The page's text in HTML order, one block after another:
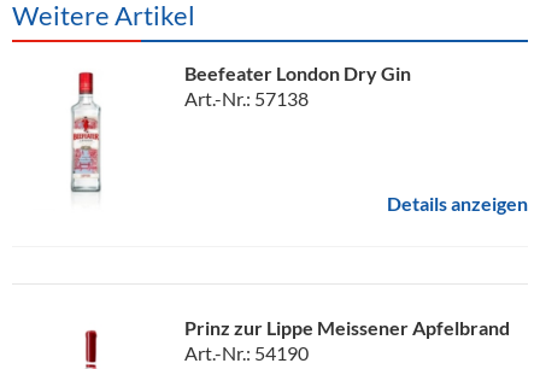
Weitere Artikel
Beefeater London Dry Gin
Art.-Nr.: 57138
Details anzeigen
Prinz zur Lippe Meissener Apfelbrand
Art.-Nr.: 54190